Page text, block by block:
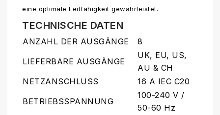
eine optimale Leitfähigkeit gewährleistet.
TECHNISCHE DATEN
ANZAHL DER AUSGÄNGE 8
LIEFERBARE AUSGÄNGE
UK, EU, US,
AU & CH
NETZANSCHLUSS
16 A IEC C20
BETRIEBSSPANNUNG
100-240 V /
50-60 Hz